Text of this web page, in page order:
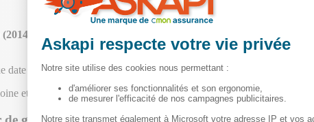
, les emprunteurs ont la possibilité de
date
anniversaire du contrat, sauf disposition spécifique prévue par
et souscrire un nouveau contrat d’assurance si les nouvelles